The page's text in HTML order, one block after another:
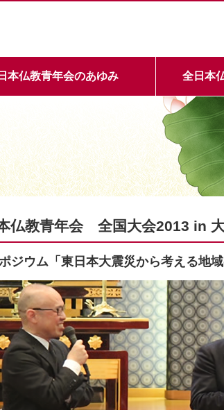
本仏教青年会のあゆみ 全日本
仏教青年会 全国大会2013 in
ジウム「東日本大震災から考える地域